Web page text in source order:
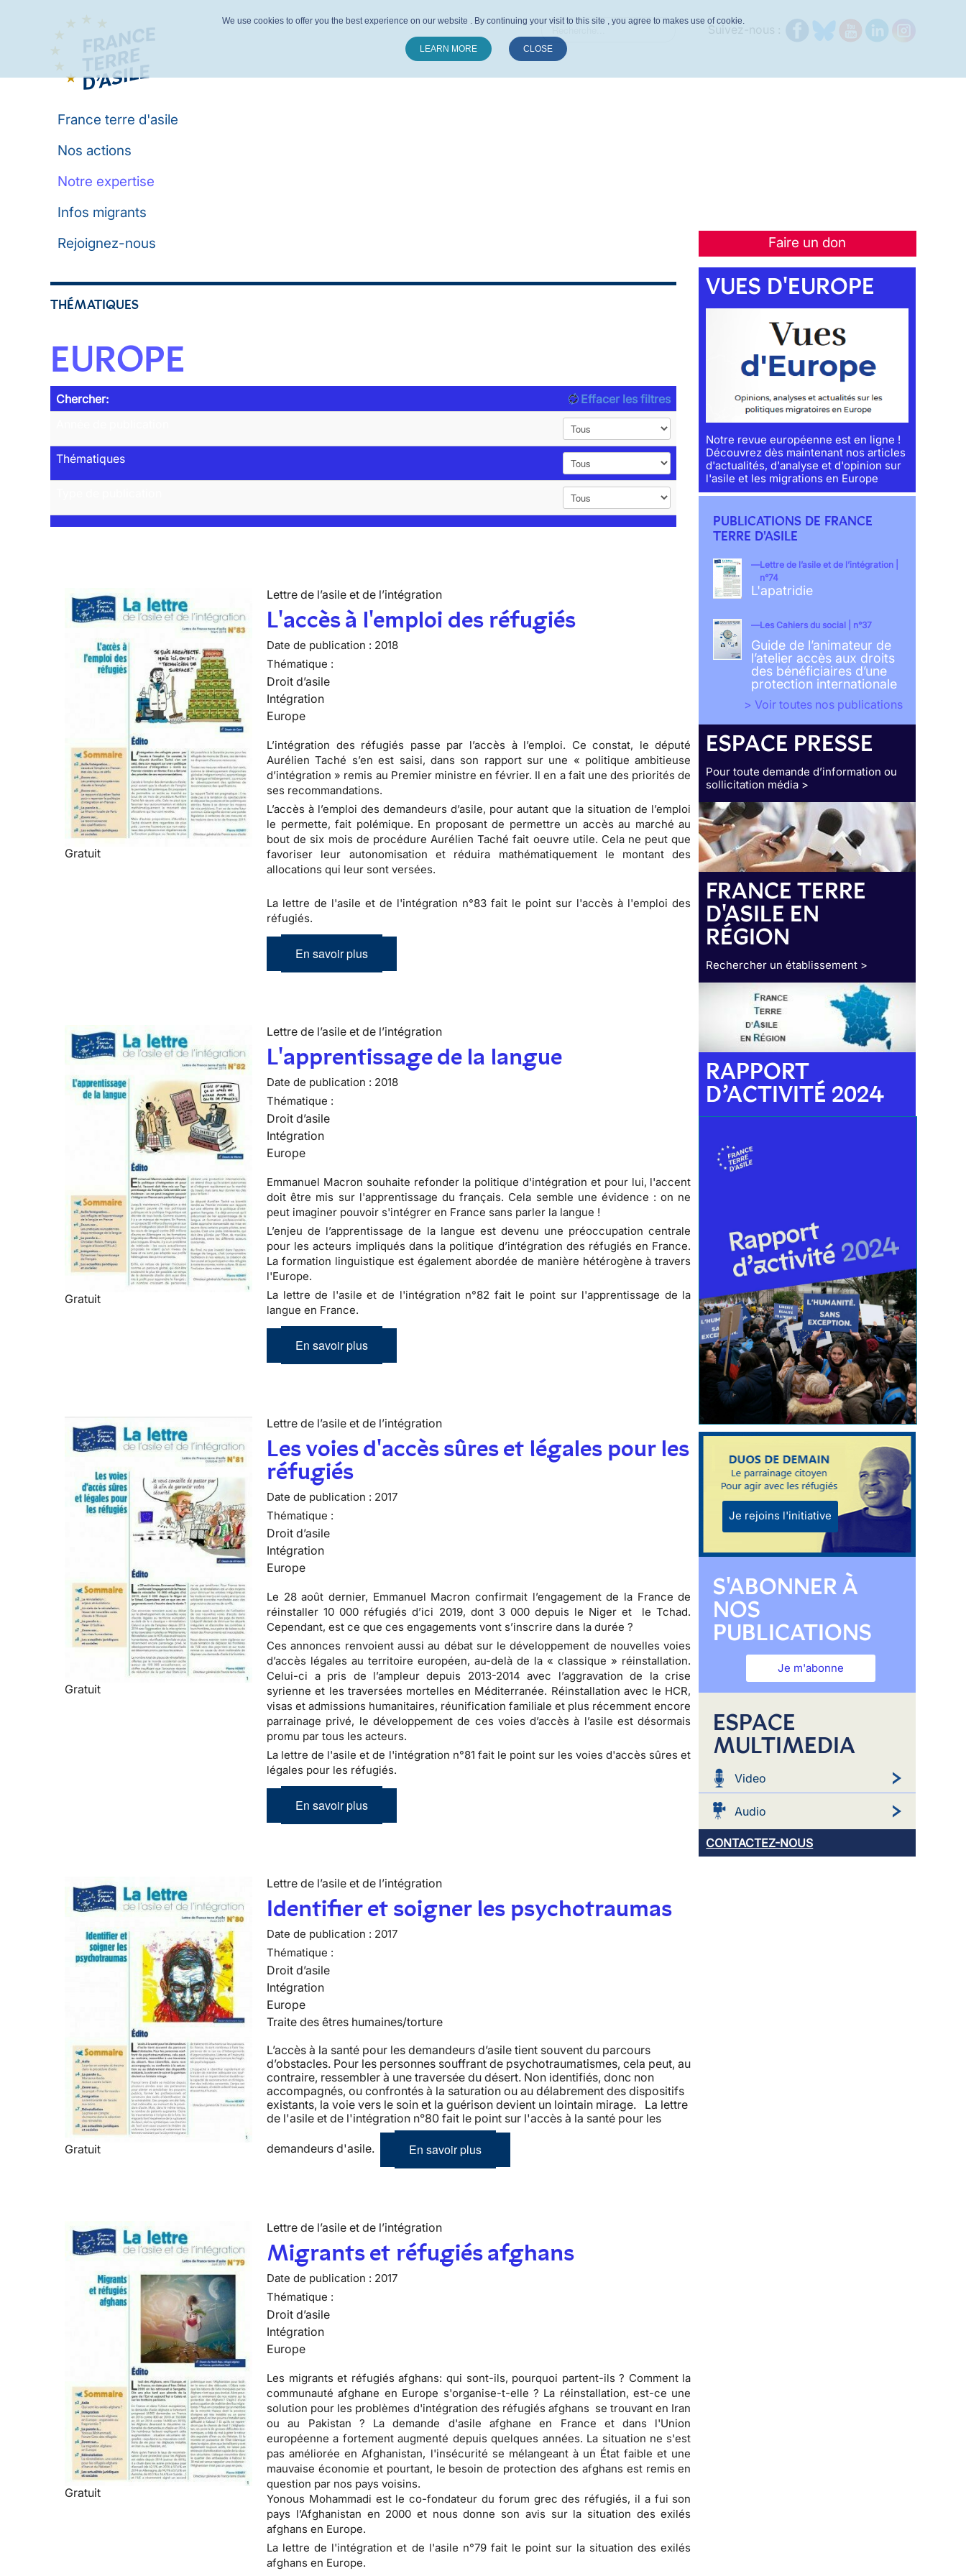
France terre d'asile
Nos actions
Notre expertise
Infos migrants
Faire un don
Rejoignez-nous
THÉMATIQUES
EUROPE
Chercher:
Effacer les filtres
Thématiques
Gratuit
Lettre de l’asile et de l’intégration
L'accès à l'emploi des réfugiés
Date de publication : 2018
Thématique :
Droit d’asile
Intégration
Europe
L’intégration des réfugiés passe par l’accès à l’emploi. Ce constat, le député
Aurélien Taché s’en est saisi, dans son rapport sur une « politique ambitieuse
d’intégration » remis au Premier ministre en février. Il en a fait une des priorités de
ses recommandations.
L’accès à l’emploi des demandeurs d’asile, pour autant que la situation de l’emploi
le permette, fait polémique. En proposant de permettre un accès au marché au
bout de six mois de procédure Aurélien Taché fait oeuvre utile. Cela ne peut que
favoriser leur autonomisation et réduira mathématiquement le montant des
allocations qui leur sont versées.
La lettre de l'asile et de l'intégration n°83 fait le point sur l'accès à l'emploi des
réfugiés.
En savoir plus
Gratuit
Lettre de l’asile et de l’intégration
L'apprentissage de la langue
Date de publication : 2018
Thématique :
Droit d’asile
Intégration
Europe
Emmanuel Macron souhaite refonder la politique d'intégration et pour lui, l'accent
doit être mis sur l'apprentissage du français. Cela semble une évidence : on ne
peut imaginer pouvoir s'intégrer en France sans parler la langue !
L’enjeu de l’apprentissage de la langue est devenu une préoccupation centrale
pour les acteurs impliqués dans la politique d’intégration des réfugiés en France.
La formation linguistique est également abordée de manière hétérogène à travers
l'Europe.
La lettre de l'asile et de l'intégration n°82 fait le point sur l'apprentissage de la
langue en France.
En savoir plus
Gratuit
Lettre de l’asile et de l’intégration
Les voies d'accès sûres et légales pour les
réfugiés
Date de publication : 2017
Thématique :
Droit d’asile
Intégration
Europe
Le 28 août dernier, Emmanuel Macron confirmait l’engagement de la France de
réinstaller 10 000 réfugiés d’ici 2019, dont 3 000 depuis le Niger et le Tchad.
Cependant, est ce que ces engagements vont s’inscrire dans la durée ?
Ces annonces renvoient aussi au débat sur le développement de nouvelles voies
d’accès légales au territoire européen, au-delà de la « classique » réinstallation.
Celui-ci a pris de l’ampleur depuis 2013-2014 avec l’aggravation de la crise
syrienne et les traversées mortelles en Méditerranée. Réinstallation avec le HCR,
visas et admissions humanitaires, réunification familiale et plus récemment encore
parrainage privé, le développement de ces voies d’accès à l’asile est désormais
promu par tous les acteurs.
La lettre de l'asile et de l'intégration n°81 fait le point sur les voies d'accès sûres et
légales pour les réfugiés.
En savoir plus
Gratuit
Lettre de l’asile et de l’intégration
Identifier et soigner les psychotraumas
Date de publication : 2017
Thématique :
Droit d’asile
Intégration
Europe
Traite des êtres humaines/torture
L’accès à la santé pour les demandeurs d’asile tient souvent du parcours
d’obstacles. Pour les personnes souffrant de psychotraumatismes, cela peut, au
contraire, ressembler à une traversée du désert. Non identifiés, donc non
accompagnés, ou confrontés à la saturation ou au délabrement des dispositifs
existants, la voie vers le soin et la guérison devient un lointain mirage. La lettre
de l'asile et de l'intégration n°80 fait le point sur l'accès à la santé pour les
demandeurs d'asile. En savoir plus
Gratuit
Lettre de l’asile et de l’intégration
Migrants et réfugiés afghans
Date de publication : 2017
Thématique :
Droit d’asile
Intégration
Europe
Les migrants et réfugiés afghans: qui sont-ils, pourquoi partent-ils ? Comment la
communauté afghane en Europe s'organise-t-elle ? La réinstallation, est-ce une
solution pour les problèmes d'intégration des réfugiés afghans se trouvant en Iran
ou au Pakistan ? La demande d'asile afghane en France et dans l'Union
européenne a fortement augmenté depuis quelques années. La situation ne s'est
pas améliorée en Afghanistan, l'insécurité se mélangeant à un État faible et une
mauvaise économie et pourtant, le besoin de protection des afghans est remis en
question par nos pays voisins.
Yonous Mohammadi est le co-fondateur du forum grec des réfugiés, il a fui son
pays l’Afghanistan en 2000 et nous donne son avis sur la situation des exilés
afghans en Europe.
La lettre de l'intégration et de l'asile n°79 fait le point sur la situation des exilés
afghans en Europe.
VUES D'EUROPE
Notre revue européenne est en ligne !
Découvrez dès maintenant nos articles
d'actualités, d'analyse et d'opinion sur
l'asile et les migrations en Europe
PUBLICATIONS DE FRANCE
TERRE D'ASILE
Lettre de l’asile et de l’intégration |
n°74
L'apatridie
Les Cahiers du social | n°37
Guide de l’animateur de
l’atelier accès aux droits
des bénéficiaires d’une
protection internationale
> Voir toutes nos publications
ESPACE PRESSE
Pour toute demande d’information ou
sollicitation média >
FRANCE TERRE
D'ASILE EN
RÉGION
Rechercher un établissement >
RAPPORT
D’ACTIVITÉ 2024
Je rejoins l'initiative
S'ABONNER À
NOS
PUBLICATIONS
Je m'abonne
ESPACE
MULTIMEDIA
Video
Audio
CONTACTEZ-NOUS
We use cookies to offer you the best experience on our website . By continuing your visit to this site , you agree to makes use of cookie.
LEARN MORE CLOSE